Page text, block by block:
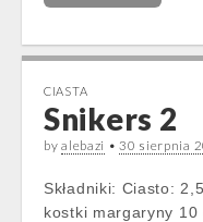
CIASTA
Snikers 2
byalebazi •30 sierpnia
Składniki: Ciasto:
kostki margaryny